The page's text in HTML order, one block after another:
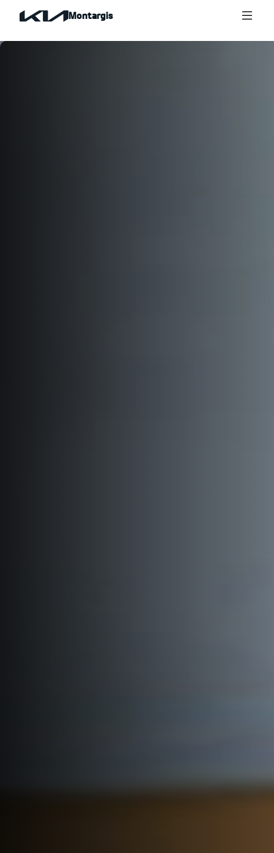
Montargis